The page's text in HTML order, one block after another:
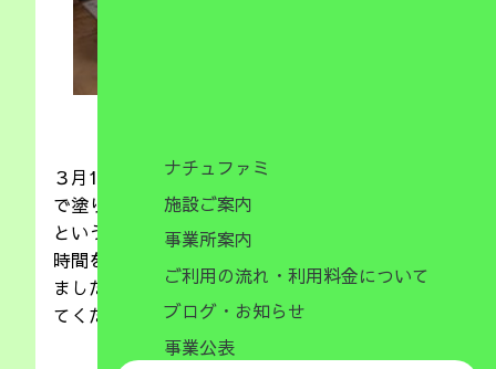
ナチュファミ
施設ご案内
事業所案内
ご利用の流れ・利用料金について
ブログ・お知らせ
事業公表
３月14日（月）は描いて遊ぼうということで皆
で塗り絵に挑戦しました！！微細運動を楽しもう
という事でそれぞれクレヨンで挑戦です(^_-)-☆
時間をかけて取り組み、春の作品を仕上げてくれ
ましたよ(^_-)-☆壁面に飾るので楽しみにしてい
てくださいね